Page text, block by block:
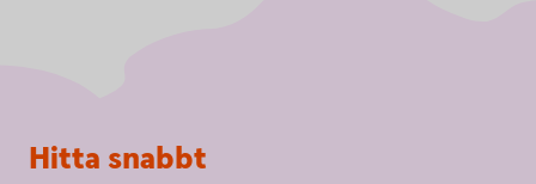
Sidfot
Hitta snabbt